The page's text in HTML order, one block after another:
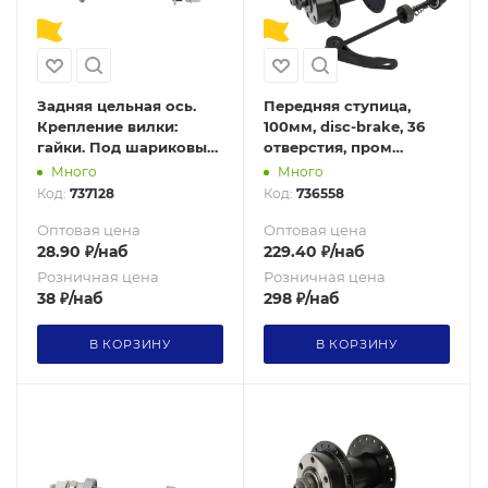
Задняя цельная ось.
Крепление вилки:
гайки. Под шариковые
подшипники. Ø10 мм. L:
175 мм. FATBIKE / JIA-
Много
Код: 737128
Оптовая цена
28.90 ₽/наб
Розничная цена
38 ₽/наб
В КОРЗИНУ
Передняя ступица,
100мм, disc-brake, 36
отверстия, пром
подшипник ISO 600ZZ,
сталь, эксцентрик, /AO-
Много
Код: 736558
Оптовая цена
229.40 ₽/наб
Розничная цена
298 ₽/наб
В КОРЗИНУ